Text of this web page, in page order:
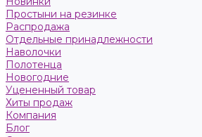
Простыни на резинке
Распродажа
Отдельные принадлежности
Наволочки
Полотенца
Новогодние
Уцененный товар
Хиты продаж
Компания
Блог